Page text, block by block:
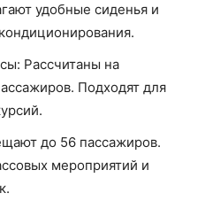
удобные сиденья и
Рассчитаны на
Подходят для
до 56 пассажиров.
мероприятий и